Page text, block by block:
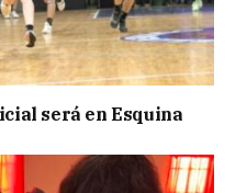
será en Esquina